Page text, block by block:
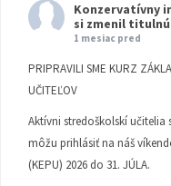
Konzervatívny
si zmenil
1 mesiac pred
PRIPRAVILI SME KURZ
UČITEĽOV
Aktívni stredoškolskí
môžu prihlásiť na náš
(KEPU) 2026 do 31. JÚLA.